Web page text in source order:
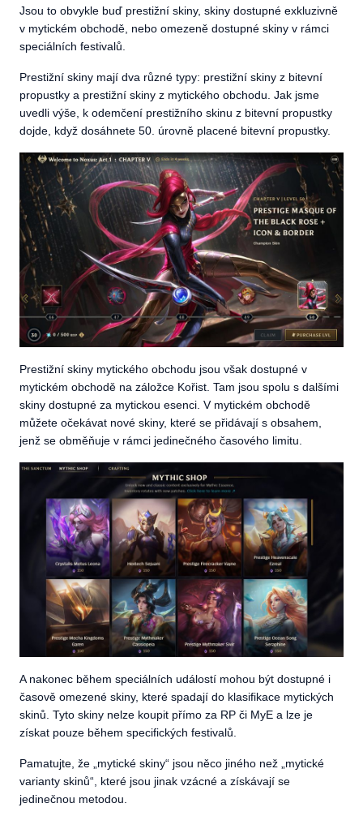
Jsou to obvykle buď prestižní skiny, skiny dostupné exkluzivně
v mytickém obchodě, nebo omezeně dostupné skiny v rámci
speciálních festivalů.
Prestižní skiny mají dva různé typy: prestižní skiny z bitevní
propustky a prestižní skiny z mytického obchodu. Jak jsme
uvedli výše, k odemčení prestižního skinu z bitevní propustky
dojde, když dosáhnete 50. úrovně placené bitevní propustky.
Prestižní skiny mytického obchodu jsou však dostupné v
mytickém obchodě na záložce Kořist. Tam jsou spolu s dalšími
skiny dostupné za mytickou esenci. V mytickém obchodě
můžete očekávat nové skiny, které se přidávají s obsahem,
jenž se obměňuje v rámci jedinečného časového limitu.
A nakonec během speciálních událostí mohou být dostupné i
časově omezené skiny, které spadají do klasifikace mytických
skinů. Tyto skiny nelze koupit přímo za RP či MyE a lze je
získat pouze během specifických festivalů.
Pamatujte, že „mytické skiny“ jsou něco jiného než „mytické
varianty skinů“, které jsou jinak vzácné a získávají se
jedinečnou metodou.